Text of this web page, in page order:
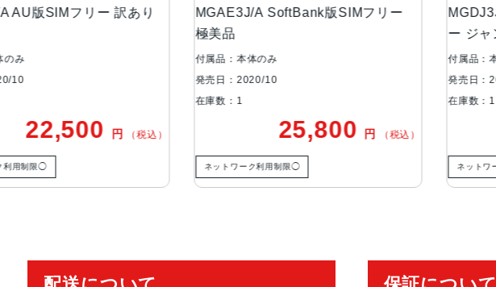
代
CDMA方式, GSM方式
レンズ数 デュアルレンズ
MGAE3J/A SoftBank版SIMフリー
付属品：本体のみ
発売日：2020/10
25,800
ネットワーク利用制限◯
MGDJ3J/A 楽天モバイル版SIMフリ
付属品：本体のみ
発売日：2020/10
15,800
ネットワーク利用制限◯